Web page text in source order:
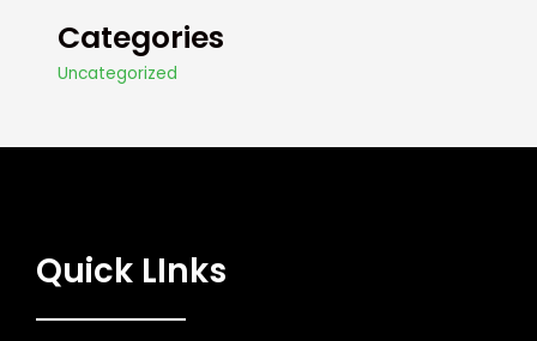
Categories
Uncategorized
Quick LInks